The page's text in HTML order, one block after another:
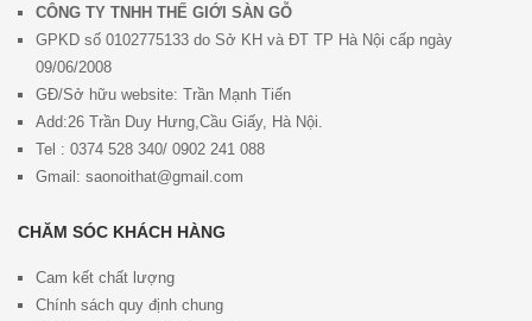
CÔNG TY TNHH THẾ GIỚI SÀN GỖ
GPKD số 0102775133 do Sở KH và ĐT TP Hà Nội cấp ngày
09/06/2008
GĐ/Sở hữu website: Trần Mạnh Tiến
Add:26 Trần Duy Hưng,Cầu Giấy, Hà Nội.
Tel : 0374 528 340/ 0902 241 088
Gmail: saonoithat@gmail.com
CHĂM SÓC KHÁCH HÀNG
Cam kết chất lượng
Chính sách quy định chung